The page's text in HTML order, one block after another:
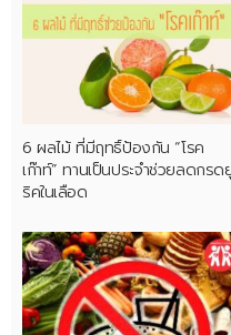
6 ผลไม้ ที่มีฤทธิ์ป้องกัน “โรค
เก๊าท์” ทานเป็นประจำช่วยลดกรด
ริคในเลือด